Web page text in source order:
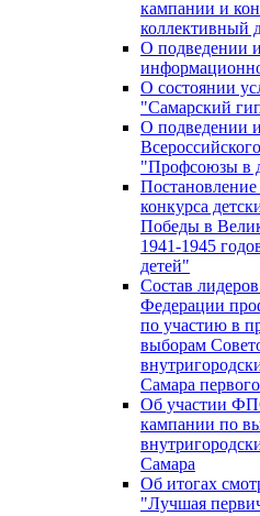
кампании и
коллективный
О подведении
О состоянии
"Самарский
О подведении
"Профсоюзы в
конкурса
Победы в
1941-1945
детей"
Состав
Федерации
по участию в
выборам
Самара
Об участии
кампании по
Самара
Об итогах
"Лучшая